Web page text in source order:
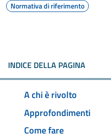
Normativa di riferimento
INDICE DELLA PAGINA
A chi è rivolto
Approfondimenti
Come fare